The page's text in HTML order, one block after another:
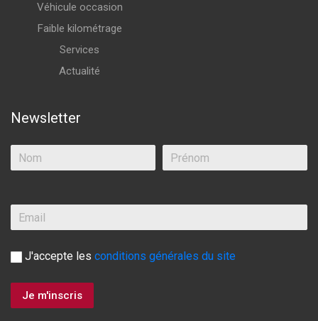
Véhicule occasion
Faible kilométrage
Services
Actualité
Newsletter
J'accepte les conditions générales du site